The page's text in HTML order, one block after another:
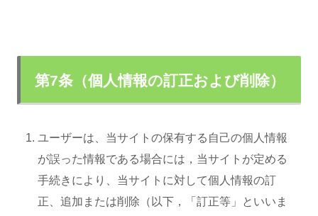
第7条（個人情報の訂正および削除）
ユーザーは、当サイトの保有する自己の個人情報
が誤った情報である場合には，当サイトが定める
手続きにより、当サイトに対して個人情報の訂
正、追加または削除（以下，「訂正等」といいま